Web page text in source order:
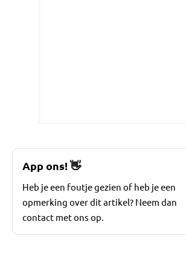
App ons!👋
Heb je een foutje gezien of heb je een
opmerking over dit artikel? Neem dan
contact met ons op.